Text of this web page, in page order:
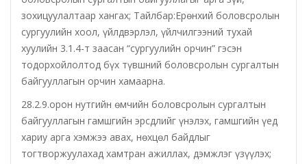
Орхон аймаг дахь Захиргааны хэргийн анхан
шатны шүүх
Орхон аймаг дахь Сум дундын эрүүгийн хэргийн
анхан шатны шүүх
Хүүхэд залуучуудын театр
зохицуулалтаар хангах; Тайлбар:Ерөнхий боловсролын
сургуулийн хоол, үйлдвэрлэл, үйлчилгээний тухай
хуулийн 3.1.4-т заасан “сургуулийн орчин” гэсэн
тодорхойлолтод бүх түвшний боловсролын сургалтын
байгууллагын орчин хамаарна.
28.2.9.орон нутгийн өмчийн боловсролын сургалтын
байгууллагын гамшгийн эрсдлийг үнэлэх, гамшгийн үед
хариу арга хэмжээ авах, нөхцөл байдлыг
тогтворжуулахад хамтран ажиллах, дэмжлэг үзүүлэх;